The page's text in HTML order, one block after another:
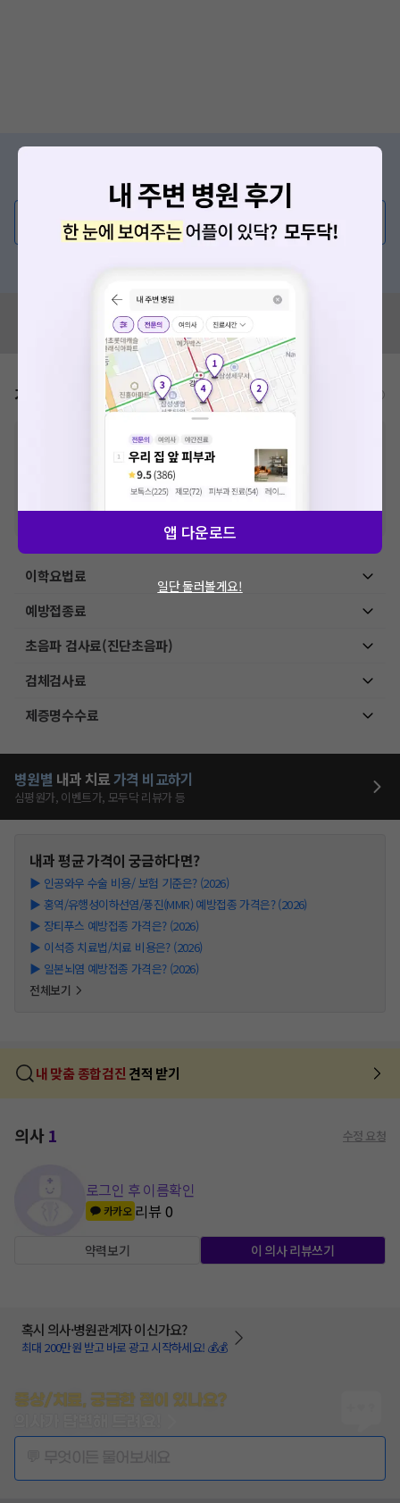
의사가 직접 답해드려요!
💬 무엇이든 물어보세요
혹시 잘못된 병원정보가 있나요?
모두닥 팀에 알려주세요!
가격표 비급여/급여 진료란?
추가비용 등으로 실제 가격과 상이할 수 있으니, 정확
한 가격은 해당 의료기관에 직접 문의해주세요.
건강보험심사평가원
에 고지되어 있는 급여 진료 기준 가
격입니다. (진료와 연관된 복합적인 비용이 추가되어, 병원마다 금액이 다르게
산정될 수 있는 점 참고 바랍니다.)
이학요법료
예방접종료
초음파 검사료(진단초음파)
검체검사료
제증명수수료
병원별 내과 치료가격 비교하기
심평원가, 이벤트가, 모두닥 리뷰가 등
내과평균 가격이 궁금하다면?
▶ 인공와우 수술 비용/ 보험 기준은? (2026)
▶ 홍역/유행성이하선염/풍진(MMR) 예방접종 가격은? (2026)
▶ 장티푸스 예방접종 가격은? (2026)
▶ 이석증 치료법/치료 비용은? (2026)
▶ 일본뇌염 예방접종 가격은? (2026)
전체보기
내 맞춤 종합검진 견적 받기
의사1 수정 요청
로그인 후 이름확인
카카오 리뷰0
약력보기 이 의사 리뷰쓰기
혹시 의사·병원관계자 이신가요?
최대 200만원 받고 바로 광고 시작하세요! 💰💰
증상/치료, 궁금한 점이 있나요?
앱 다운로드
일단 둘러볼게요!